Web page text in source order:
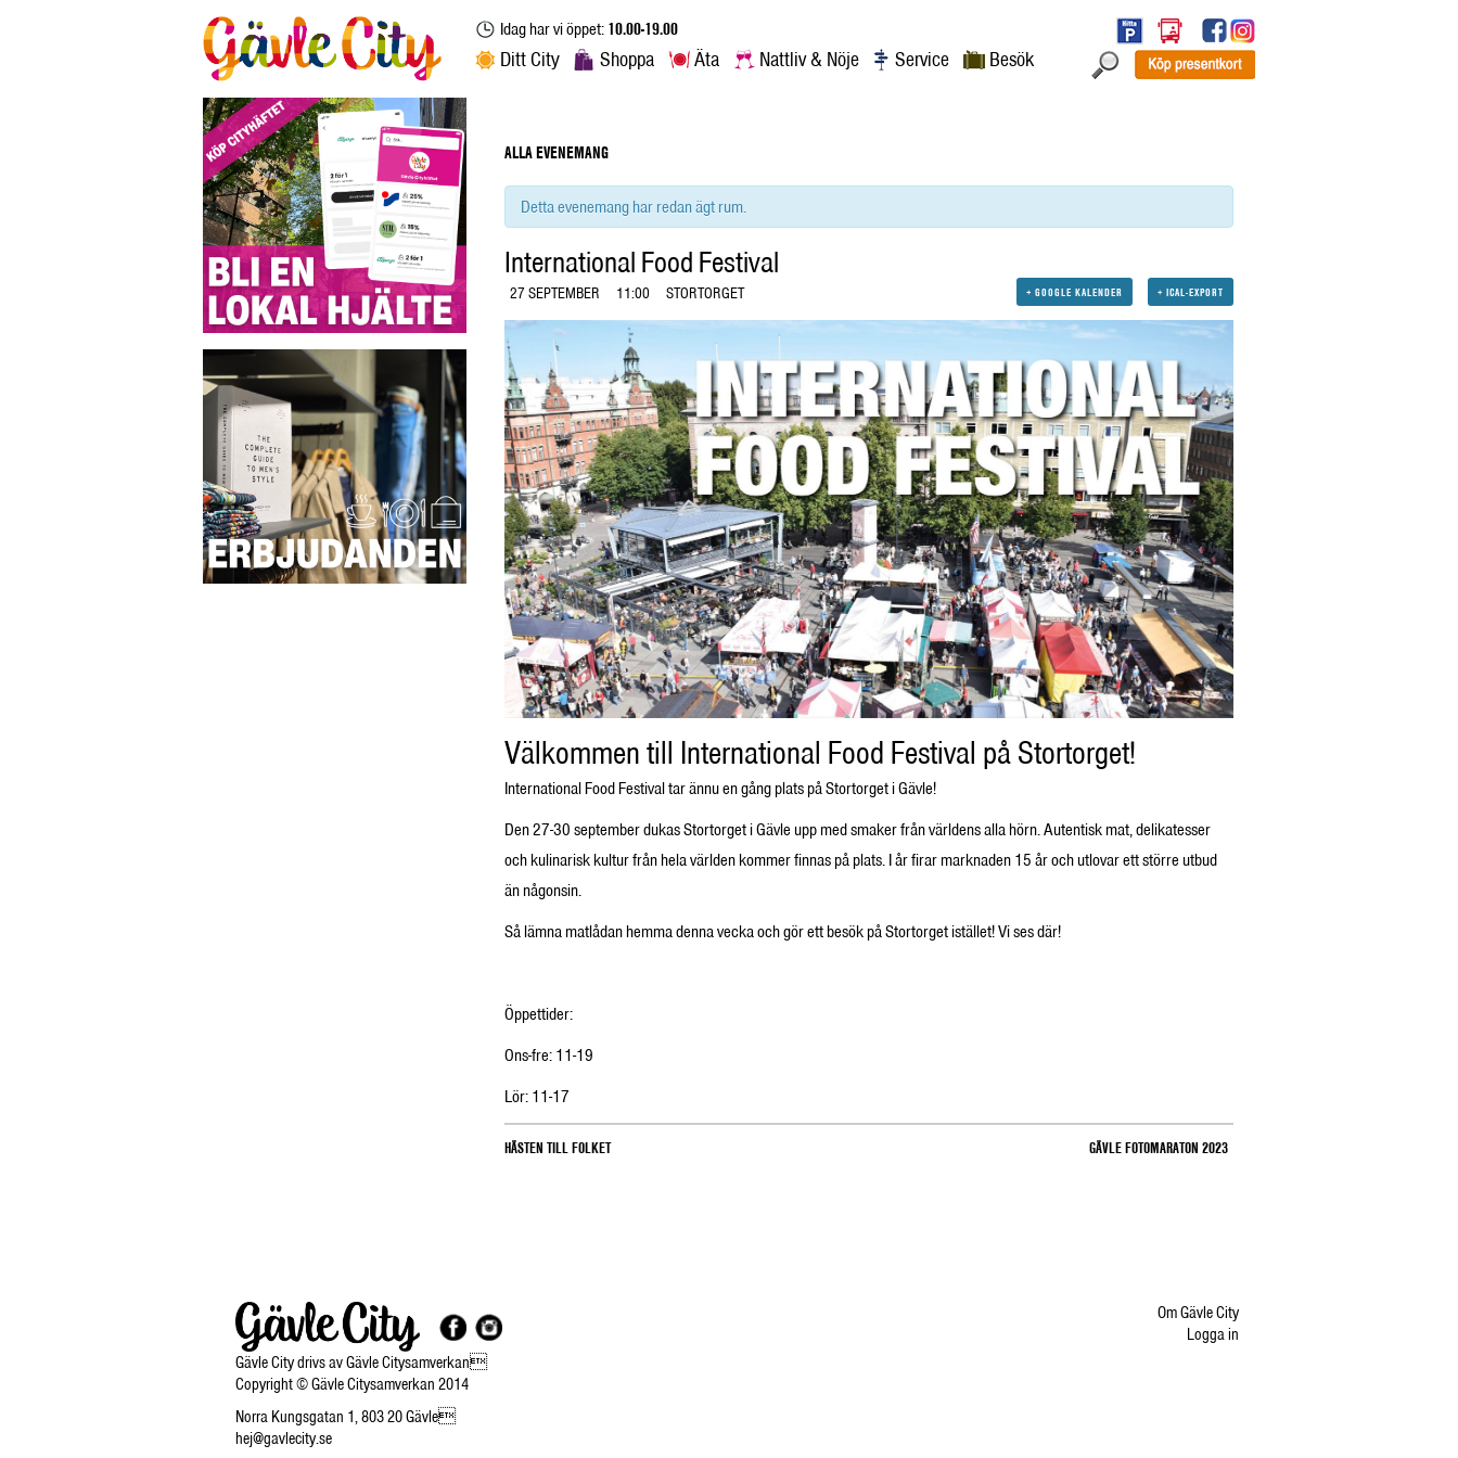
Idag har vi öppet:10.00-19.00
Ditt City Shoppa Äta Nattliv & Nöje Service Besök
ALLA EVENEMANG
Detta evenemang har redan ägt rum.
International Food Festival
27 SEPTEMBER 11:00 STORTORGET + GOOGLE KALENDER + ICAL-EXPORT
Välkommen till International Food Festival på Stortorget!
International Food Festival tar ännu en gång plats på Stortorget i Gävle!
Den 27-30 september dukas Stortorget i Gävle upp med smaker från världens alla hörn. Autentisk mat, delikatesser
och kulinarisk kultur från hela världen kommer finnas på plats. I år firar marknaden 15 år och utlovar ett större utbud
än någonsin.
Så lämna matlådan hemma denna vecka och gör ett besök på Stortorget istället! Vi ses där!
Öppettider:
Ons-fre: 11-19
Lör: 11-17
HÄSTEN TILL FOLKET GÄVLE FOTOMARATON 2023
Gävle City drivs av Gävle Citysamverkan
Copyright © Gävle Citysamverkan 2014
Norra Kungsgatan 1, 803 20 Gävle
hej@gavlecity.se
Om Gävle City
Logga in